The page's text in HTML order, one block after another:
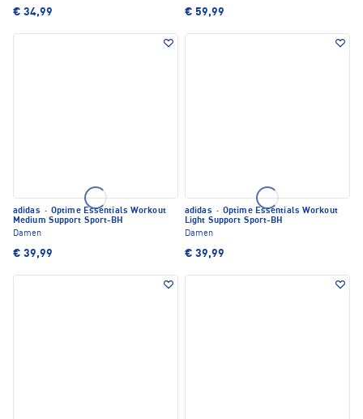
€ 34,99 € 59,99
adidas · Optime Essentials Workout
Medium Support Sport-BH
Damen
€ 39,99
adidas · Optime Essentials Workout
Light Support Sport-BH
Damen
€ 39,99